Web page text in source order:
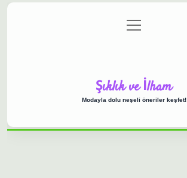
Gizlilik Politikası
menüyü
aç
Şıklık ve İlham
Modayla dolu neşeli öneriler keşfet!